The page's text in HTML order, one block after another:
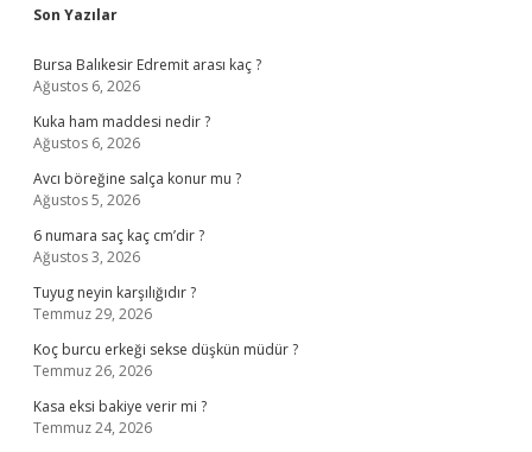
Sidebar
Son Yazılar
Bursa Balıkesir Edremit arası kaç ?
Ağustos 6, 2026
Kuka ham maddesi nedir ?
Ağustos 6, 2026
Avcı böreğine salça konur mu ?
Ağustos 5, 2026
6 numara saç kaç cm’dir ?
Ağustos 3, 2026
Tuyug neyin karşılığıdır ?
Temmuz 29, 2026
Koç burcu erkeği sekse düşkün müdür ?
Temmuz 26, 2026
Kasa eksi bakiye verir mi ?
Temmuz 24, 2026